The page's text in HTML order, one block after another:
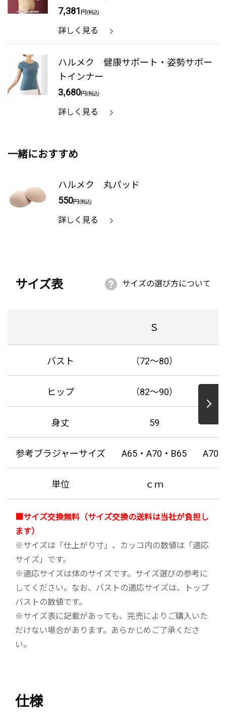
7,381 円(税込)
詳しく見る
ハルメク 健康サポート・姿勢サポー
トインナー
3,680円(税込)
詳しく見る
一緒におすすめ
ハルメク 丸パッド
550円(税込)
詳しく見る
サイズ表 サイズの選び方について
Ｓ
バスト （72～80）
ヒップ （82～90）
身丈 59
参考ブラジャーサイズ A65・A70・B65
単位 ｃｍ
■サイズ交換無料（サイズ交換の送料は当社が負担し
ます）
※サイズは「仕上がり寸」、カッコ内の数値は「適応
サイズ」です。
※適応サイズは体のサイズです。サイズ選びの参考に
してください。なお、バストの適応サイズは、トップ
バストの数値です。
※サイズ表に記載があっても、完売によりご購入いた
だけない場合があります。あらかじめご了承くださ
い。
仕様